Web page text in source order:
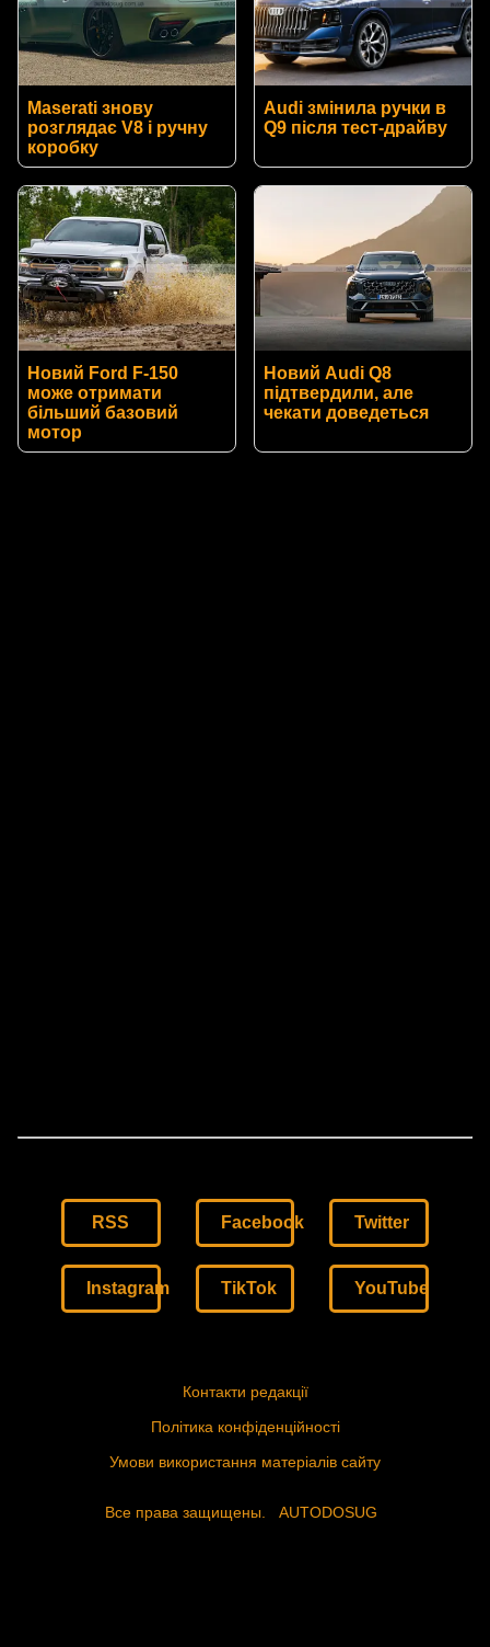
Maserati знову
розглядає V8 і ручну
коробку
Audi змінила ручки в
Q9 після тест-драйву
Новий Ford F-150
може отримати
більший базовий
мотор
Новий Audi Q8
підтвердили, але
чекати доведеться
RSS Facebook Twitter
Instagram TikTok YouTube
Контакти редакції
Політика конфіденційності
Умови використання матеріалів сайту
Все права защищены. AUTODOSUG